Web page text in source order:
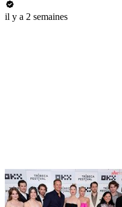
il y a 2 semaines